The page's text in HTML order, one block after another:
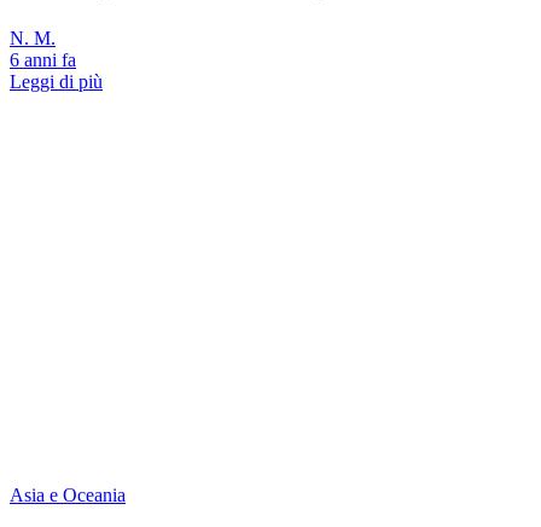
N. M.
6 anni fa
Leggi di più
Asia e Oceania